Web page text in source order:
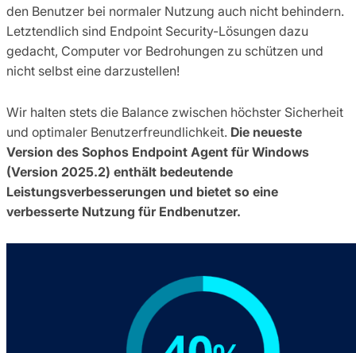
den Benutzer bei normaler Nutzung auch nicht behindern.
Letztendlich sind Endpoint Security-Lösungen dazu
gedacht, Computer vor Bedrohungen zu schützen und
nicht selbst eine darzustellen!
Wir halten stets die Balance zwischen höchster Sicherheit
und optimaler Benutzerfreundlichkeit. Die neueste
Version des Sophos Endpoint Agent für Windows
(Version 2025.2) enthält bedeutende
Leistungsverbesserungen und bietet so eine
verbesserte Nutzung für Endbenutzer.